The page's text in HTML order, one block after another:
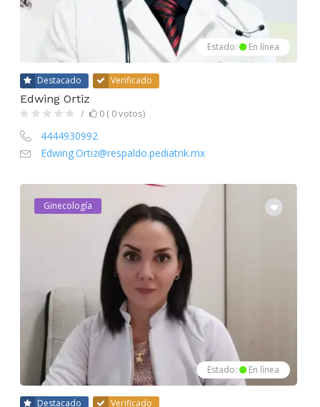
Estado: En línea
Destacado Verificado
Edwing Ortiz
0 ( 0 votos)
4444930992
Edwing.Ortiz@respaldo.pediatrik.mx
Ginecología
Estado: En línea
Destacado Verificado